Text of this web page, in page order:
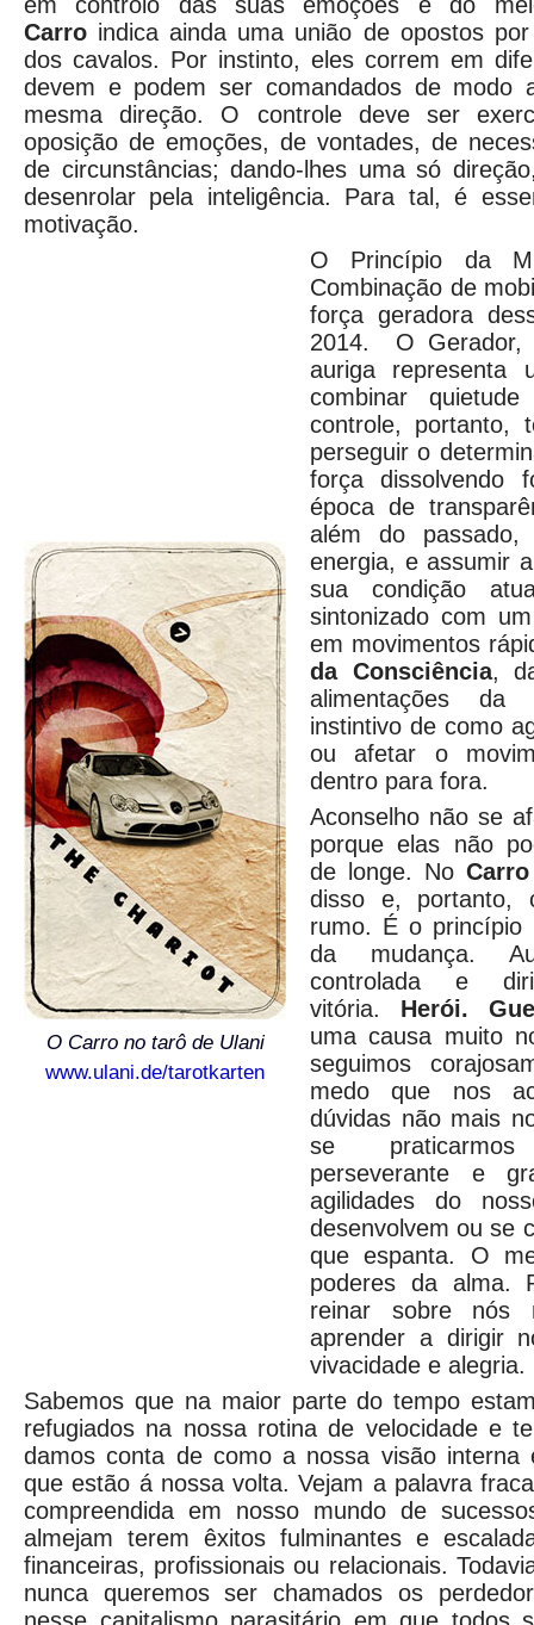
Carro indica ainda uma união de opostos
dos cavalos. Por instinto, eles correm em
devem e podem ser comandados de modo
mesma direção. O controle deve ser
oposição de emoções, de vontades, de
de circunstâncias; dando-lhes uma só
desenrolar pela inteligência. Para tal, é
motivação.
O Carro no tarô de Ulani
www.ulani.de/tarotkarten
O Princípio da
Combinação de
força geradora
2014. O Gerador,
auriga representa
combinar
controle, portanto,
perseguir o
força dissolvendo
época de
além do
energia, e assumir
sua condição
sintonizado com
em movimentos
da Consciência,
alimentações
instintivo de como
ou afetar o
dentro para fora.
Aconselho não se
porque elas não
de longe. No
disso e, portanto,
rumo. É o princípio
da mudança.
controlada e
vitória. Herói.
uma causa muito
seguimos
medo que nos
dúvidas não mais
se
perseverante e
agilidades do
desenvolvem ou se
que espanta. O
poderes da alma.
reinar sobre nós
aprender a dirigir
vivacidade e alegria.
Sabemos que na maior parte do tempo
refugiados na nossa rotina de velocidade e
damos conta de como a nossa visão interna
que estão á nossa volta. Vejam a palavra
compreendida em nosso mundo de
almejam terem êxitos fulminantes e
financeiras, profissionais ou relacionais.
nunca queremos ser chamados os